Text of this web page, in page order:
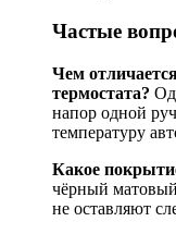
Частые
Чем
термостата?
напор одной
температуру
Какое
чёрный
не оставляют